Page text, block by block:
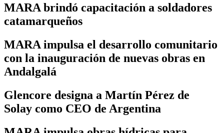
MARA brindó capacitación a soldadores
catamarqueños
MARA impulsa el desarrollo comunitario
con la inauguración de nuevas obras en
Andalgalá
Glencore designa a Martín Pérez de
Solay como CEO de Argentina